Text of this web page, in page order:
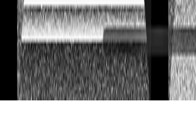
© Pingado2026.
¿Qué significa Pingado?
Web diseñada por